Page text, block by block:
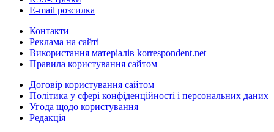
E-mail розсилка
Контакти
Реклама на сайті
Використання матеріалів korrespondent.net
Правила користування сайтом
Договір користування сайтом
Політика у сфері конфіденційності і персональних даних
Угода щодо користування
Редакція